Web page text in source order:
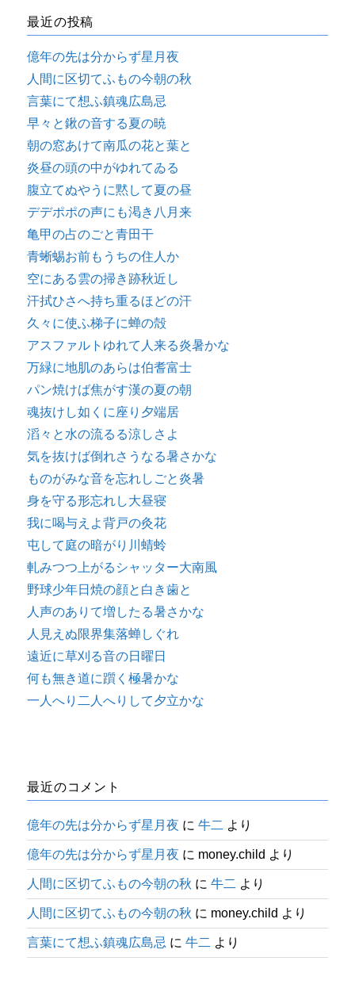
最近の投稿
億年の先は分からず星月夜
人間に区切てふもの今朝の秋
言葉にて想ふ鎮魂広島忌
早々と鍬の音する夏の暁
朝の窓あけて南瓜の花と葉と
炎昼の頭の中がゆれてゐる
腹立てぬやうに黙して夏の昼
デデポポの声にも渇き八月来
亀甲の占のごと青田干
青蜥蜴お前もうちの住人か
空にある雲の掃き跡秋近し
汗拭ひさへ持ち重るほどの汗
久々に使ふ梯子に蝉の殻
アスファルトゆれて人来る炎暑かな
万緑に地肌のあらは伯耆富士
パン焼けば焦がす漢の夏の朝
魂抜けし如くに座り夕端居
滔々と水の流るる涼しさよ
気を抜けば倒れさうなる暑さかな
ものがみな音を忘れしごと炎暑
身を守る形忘れし大昼寝
我に喝与えよ背戸の灸花
屯して庭の暗がり川蜻蛉
軋みつつ上がるシャッター大南風
野球少年日焼の顔と白き歯と
人声のありて増したる暑さかな
人見えぬ限界集落蝉しぐれ
遠近に草刈る音の日曜日
何も無き道に躓く極暑かな
一人へり二人へりして夕立かな
最近のコメント
億年の先は分からず星月夜 に牛二 より
億年の先は分からず星月夜 に money.child より
人間に区切てふもの今朝の秋 に牛二 より
人間に区切てふもの今朝の秋 に money.child より
言葉にて想ふ鎮魂広島忌 に牛二 より